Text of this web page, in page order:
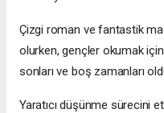
Çizgi roman ve fantastik
olurken, gençler okumak
sonları ve boş zamanları
Yaratıcı düşünme sürecini